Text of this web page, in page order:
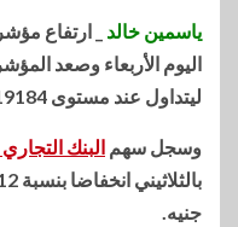
ياسمين خالد _ ارتفاع
ليتداول عند مستوى 19184 نقطة.
وسجل سهم البنك
جنيه.